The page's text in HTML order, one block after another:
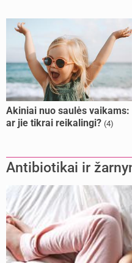
Akiniai nuo saulės vaikams:
ar jie tikrai reikalingi? (4)
Antibiotikai ir